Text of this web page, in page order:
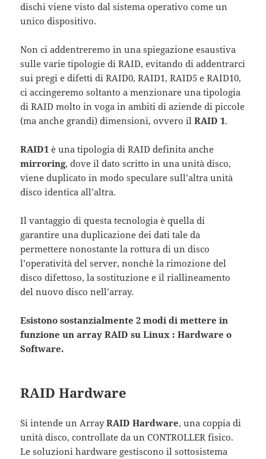
dischi viene visto dal sistema operativo come un
unico dispositivo.
Non ci addentreremo in una spiegazione esaustiva
sulle varie tipologie di RAID, evitando di addentrarci
sui pregi e difetti di RAID0, RAID1, RAID5 e RAID10,
ci accingeremo soltanto a menzionare una tipologia
di RAID molto in voga in ambiti di aziende di piccole
(ma anche grandi) dimensioni, ovvero ilRAID 1.
RAID1 è una tipologia di RAID definita anche
mirroring, dove il dato scritto in una unità disco,
viene duplicato in modo speculare sull’altra unità
disco identica all’altra.
Il vantaggio di questa tecnologia è quella di
garantire una duplicazione dei dati tale da
permettere nonostante la rottura di un disco
l’operatività del server, nonchè la rimozione del
disco difettoso, la sostituzione e il riallineamento
del nuovo disco nell’array.
Esistono sostanzialmente 2 modi di mettere in
funzione un array RAID su Linux : Hardware o
Software.
RAID Hardware
Si intende un ArrayRAID Hardware, una coppia di
unità disco, controllate da un CONTROLLER fisico.
Le soluzioni hardware gestiscono il sottosistema